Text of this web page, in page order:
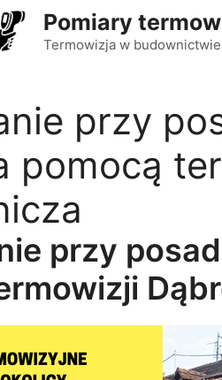
Pomiary
Termowizja w
przy
pomocą
przy